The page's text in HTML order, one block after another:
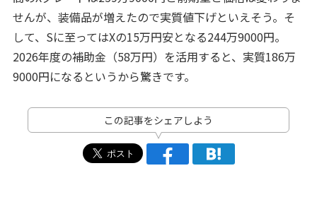
せんが、装備品が増えたので実質値下げといえそう。そ
して、Sに至ってはXの15万円安となる244万9000円。
2026年度の補助金（58万円）を活用すると、実質186万
9000円になるというから驚きです。
この記事をシェアしよう